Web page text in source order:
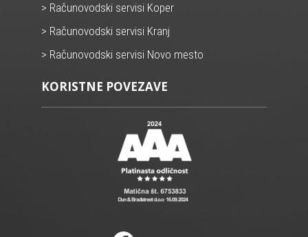
> Računovodski servisi Koper
> Računovodski servisi Kranj
> Računovodski servisi Novo mesto
KORISTNE POVEZAVE